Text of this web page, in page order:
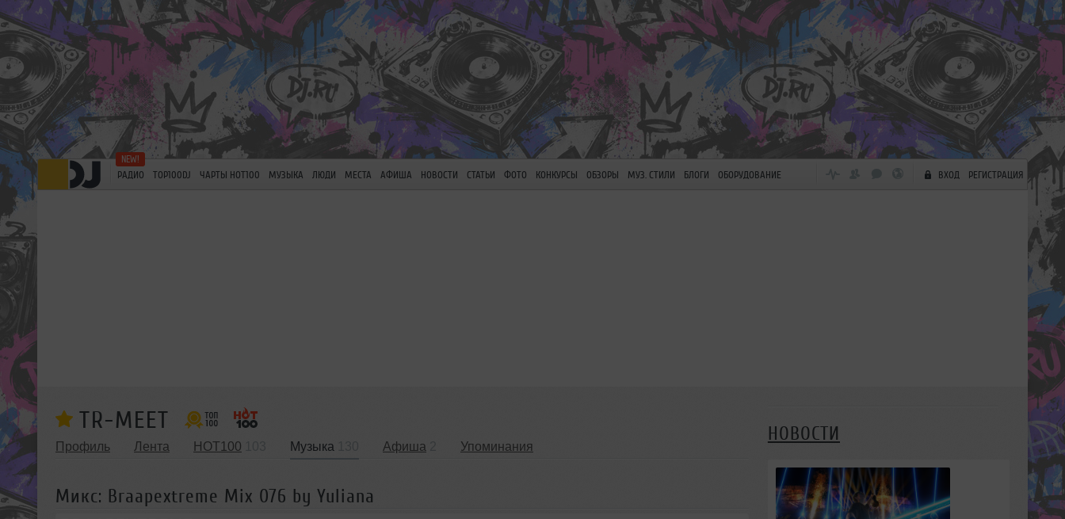
РАДИО TOP100DJ ЧАРТЫ HOT100 МУЗЫКА ЛЮДИ МЕСТА АФИША НОВОСТИ СТАТЬИ ФОТО КОНКУРСЫ ОБЗОРЫ МУЗ. СТИЛИ БЛОГИ ОБОРУДОВАНИЕ ВХОД РЕГИСТРАЦИЯ
TR-MEET
Профиль Лента HOT100 Музыка Афиша Упоминания
Микс: Braapextreme Mix 076 by Yuliana
НОВОСТИ